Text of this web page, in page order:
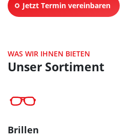
Jetzt Termin vereinbaren
(opens_in_new_window)
WAS WIR IHNEN BIETEN
Unser Sortiment
Brillen